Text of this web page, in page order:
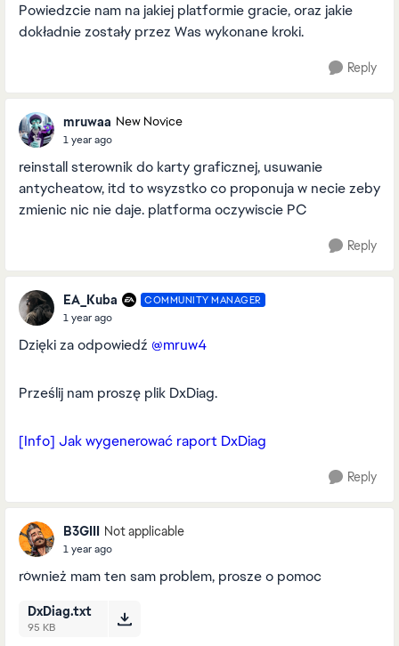
Powiedzcie nam na jakiej platformie gracie, oraz jakie
dokładnie zostały przez Was wykonane kroki.
Reply
mruwaa New Novice
1 year ago
reinstall sterownik do karty graficznej, usuwanie
antycheatow, itd to wsyzstko co proponuja w necie zeby
zmienic nic nie daje. platforma oczywiscie PC
Reply
EA_Kuba COMMUNITY MANAGER
1 year ago
Dzięki za odpowiedź @mruw4
Prześlij nam proszę plik DxDiag.
[Info] Jak wygenerować raport DxDiag
Reply
B3GIII Not applicable
1 year ago
również mam ten sam problem, prosze o pomoc
DxDiag.txt
95 KB